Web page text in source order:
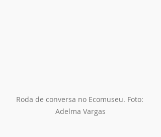
Roda de conversa no Ecomuseu. Foto:
Adelma Vargas